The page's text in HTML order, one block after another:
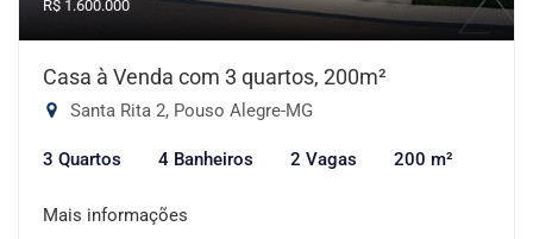
R$ 1.600.000
Casa à Venda com 3 quartos, 200m²
Santa Rita 2, Pouso Alegre-MG
3 Quartos 4 Banheiros 2 Vagas 200 m²
Mais informações